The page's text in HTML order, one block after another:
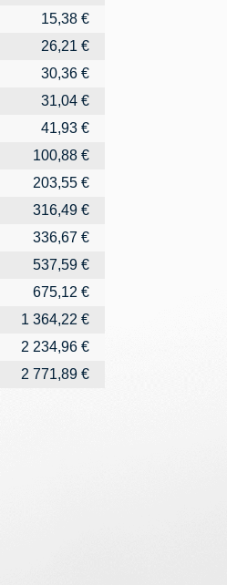
15,38 €
26,21 €
30,36 €
31,04 €
41,93 €
100,88 €
203,55 €
316,49 €
336,67 €
537,59 €
675,12 €
1 364,22 €
2 234,96 €
2 771,89 €